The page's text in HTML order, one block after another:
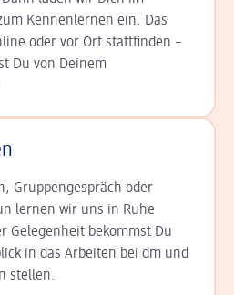
Kennen­lernen ein. Das
oder vor Ort statt­finden –
Du von Deinem
Grup­pen­gespräch oder
lernen wir uns in Ruhe
Gelegenheit bekommst Du
in das Arbeiten bei dm und
stellen.